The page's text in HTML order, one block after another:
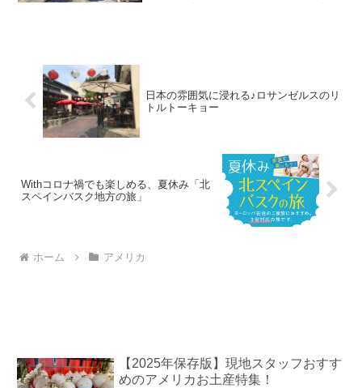
日本の雰囲気に浸れる♪ロサンゼルスのリ
トルトーキョー
Withコロナ禍でも楽しめる、夏休み「北
スペインバスク地方の旅」
ホーム アメリカ
【2025年保存版】現地スタッフおすす
めのアメリカお土産特集！